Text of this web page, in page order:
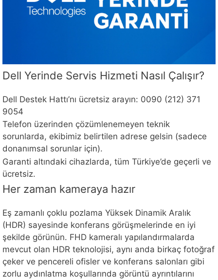
Dell Yerinde Servis Hizmeti Nasıl Çalışır?
Dell Destek Hattı’nı ücretsiz arayın: 0090 (212) 371
9054
Telefon üzerinden çözümlenemeyen teknik
sorunlarda, ekibimiz belirtilen adrese gelsin (sadece
donanımsal sorunlar için).
Garanti altındaki cihazlarda, tüm Türkiye’de geçerli ve
ücretsiz.
Her zaman kameraya hazır
Eş zamanlı çoklu pozlama Yüksek Dinamik Aralık
(HDR) sayesinde konferans görüşmelerinde en iyi
şekilde görünün. FHD kameralı yapılandırmalarda
mevcut olan HDR teknolojisi, aynı anda birkaç fotoğraf
çeker ve pencereli ofisler ve konferans salonları gibi
zorlu aydınlatma koşullarında görüntü ayrıntılarını